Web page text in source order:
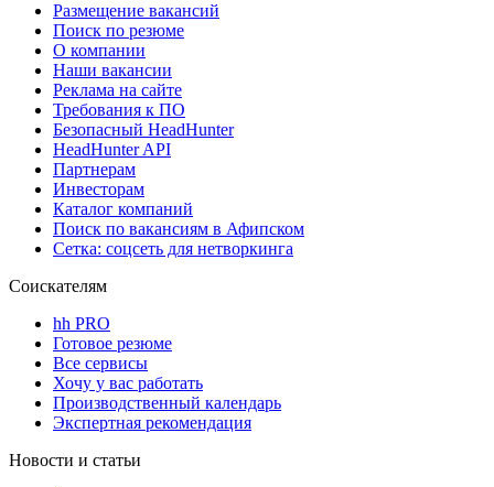
Размещение вакансий
Поиск по резюме
О компании
Наши вакансии
Реклама на сайте
Требования к ПО
Безопасный HeadHunter
HeadHunter API
Партнерам
Инвесторам
Каталог компаний
Поиск по вакансиям в Афипском
Сетка: соцсеть для нетворкинга
Соискателям
hh PRO
Готовое резюме
Все сервисы
Хочу у вас работать
Производственный календарь
Экспертная рекомендация
Новости и статьи